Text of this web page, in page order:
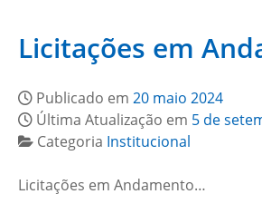
Licitações em
Publicado em 20 maio 2024
Última Atualização em 5 de
Categoria Institucional
Licitações em Andamento…